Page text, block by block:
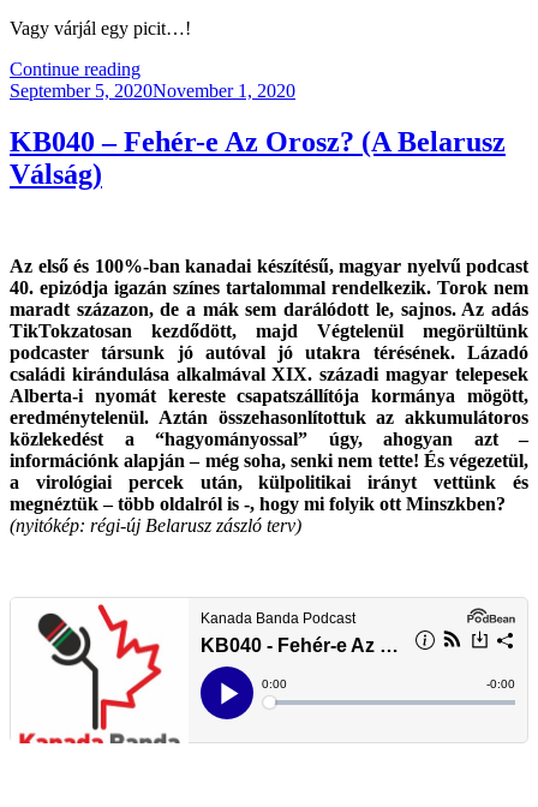
Vagy várjál egy picit…!
Continue reading“CoViD-
19
#6”
Posted
September 5, 2020November 1, 2020
KB040 – Fehér-e Az Orosz? (A Belarusz
Válság)
Az első és 100%-ban kanadai készítésű, magyar nyelvű podcast
40. epizódja igazán színes tartalommal rendelkezik. Torok nem
maradt százazon, de a mák sem darálódott le, sajnos. Az adás
TikTokzatosan kezdődött, majd Végtelenül megörültünk
podcaster társunk jó autóval jó utakra térésének. Lázadó
családi kirándulása alkalmával XIX. századi magyar telepesek
Alberta-i nyomát kereste csapatszállítója kormánya mögött,
eredménytelenül. Aztán összehasonlítottuk az akkumulátoros
közlekedést a “hagyományossal” úgy, ahogyan azt –
információnk alapján – még soha, senki nem tette! És végezetül,
a virológiai percek után, külpolitikai irányt vettünk és
megnéztük – több oldalról is -, hogy mi folyik ott Minszkben?
(nyitókép: régi-új Belarusz zászló terv)